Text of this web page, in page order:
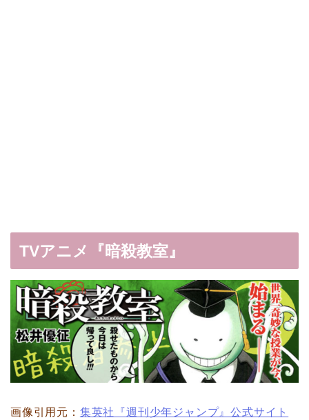
TVアニメ『暗殺教室』
画像引用元： 集英社『週刊少年ジャンプ』公式サイト